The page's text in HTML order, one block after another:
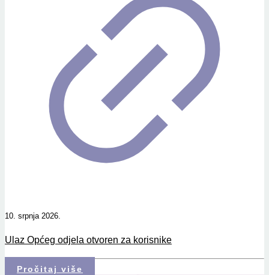
10. srpnja 2026.
Ulaz Općeg odjela otvoren za korisnike
Pročitaj više